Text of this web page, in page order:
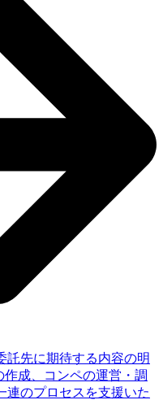
託先に期待する内容の明
成、コンペの運営・調
連のプロセスを支援いた